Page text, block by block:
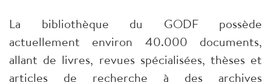
La bibliothèque du GODF possède
actuellement environ 40.000 documents,
allant de livres, revues spécialisées, thèses et
articles de recherche à des archives